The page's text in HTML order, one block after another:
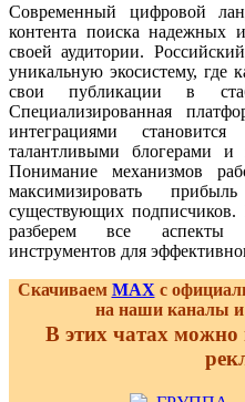
Современный цифровой
контента поиска надежных
своей аудитории.
уникальную экосистему, где
свои публикации в
Специализированная
интеграциями
талантливыми блогерами и
Понимание механизмов
максимизировать
существующих
разберем все аспекты
инструментов для
Скачиваем MAX с
на наши каналы
В этих чатах можно